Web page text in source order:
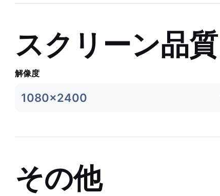
スクリーン品質
解像度
1080x2400
その他